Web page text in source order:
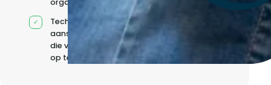
organisatie
Technische
aansturing zonder
die volledig intern
op te bouwen